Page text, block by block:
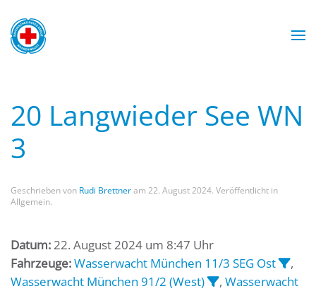
Zum Hauptinhalt springen
20 Langwieder See WN
3
Geschrieben von Rudi Brettneram 22. August 2024. Veröffentlicht in
Allgemein.
Datum:22. August 2024 um 8:47 Uhr
Fahrzeuge:Wasserwacht München 11/3 SEG Ost
,
Wasserwacht München 91/2 (West)
, Wasserwacht